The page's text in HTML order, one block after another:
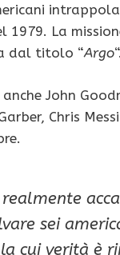
1979. La
dal titolo “Argo“.
John
Chris
sei
cui verità è